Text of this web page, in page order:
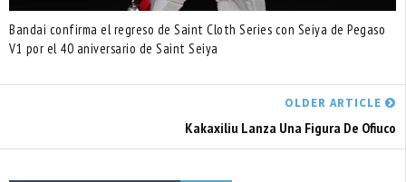
Bandai confirma el regreso de Saint Cloth Series con Seiya de Pegaso
V1 por el 40 aniversario de Saint Seiya
OLDER ARTICLE
Kakaxiliu Lanza Una Figura De Ofiuco